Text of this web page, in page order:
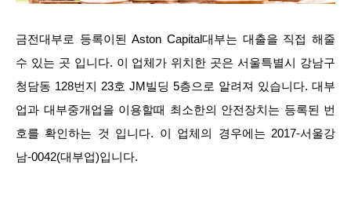
금전대부로 등록이된 Aston Capital대부는 대출을 직접 해줄
수 있는 곳 입니다. 이 업체가 위치한 곳은 서울특별시 강남구
청담동 128번지 23호 JM빌딩 5층으로 알려져 있습니다. 대부
업과 대부중개업을 이용할때 최소한의 안전장치는 등록된 번
호를 확인하는 것 입니다. 이 업체의 경우에는 2017-서울강
남-0042(대부업)입니다.